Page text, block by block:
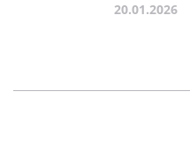
20.01.2026